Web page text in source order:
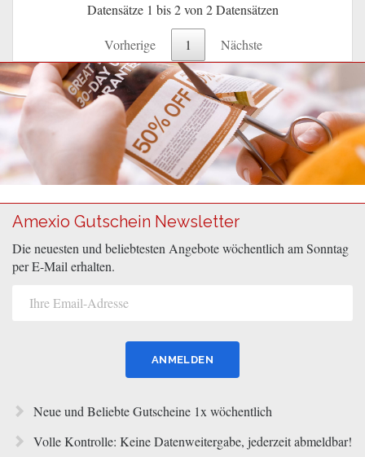
Datensätze 1 bis 2 von 2 Datensätzen
Vorherige 1 Nächste
Amexio Gutschein Newsletter
Die neuesten und beliebtesten Angebote wöchentlich am Sonntag
per E-Mail erhalten.
Neue und Beliebte Gutscheine 1x wöchentlich
Volle Kontrolle: Keine Datenweitergabe, jederzeit abmeldbar!